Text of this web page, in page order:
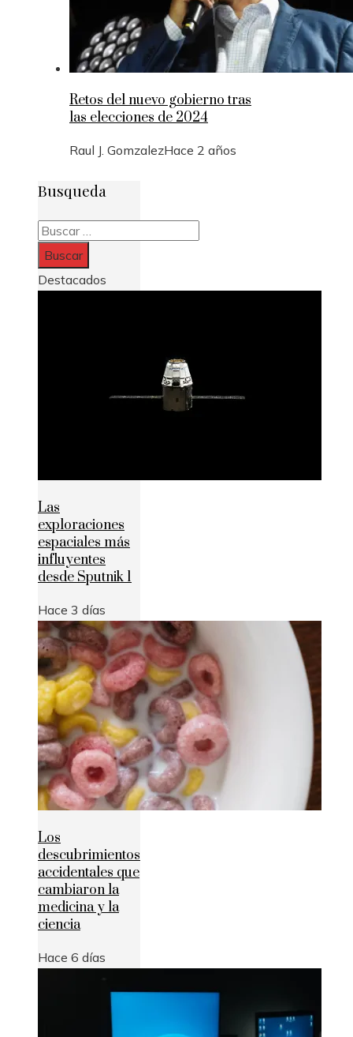
Retos del nuevo gobierno tras
las elecciones de 2024
Raul J. GomzalezHace 2 años
Busqueda
Buscar:
Destacados
Las
exploraciones
espaciales más
influyentes
desde Sputnik 1
Hace 3 días
Los
descubrimientos
accidentales que
cambiaron la
medicina y la
ciencia
Hace 6 días